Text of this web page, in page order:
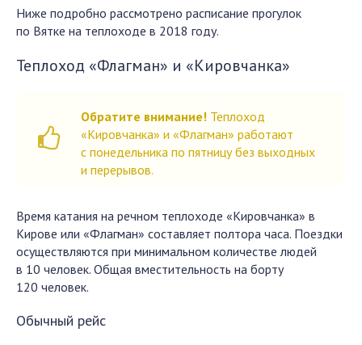
Ниже подробно рассмотрено расписание прогулок
по Вятке на теплоходе в 2018 году.
Теплоход «Флагман» и «Кировчанка»
Обратите внимание! Теплоход
«Кировчанка» и «Флагман» работают
с понедельника по пятницу без выходных
и перерывов.
Время катания на речном теплоходе «Кировчанка» в
Кирове или «Флагман» составляет полтора часа. Поездки
осуществляются при минимальном количестве людей
в 10 человек. Общая вместительность на борту
120 человек.
Обычный рейс